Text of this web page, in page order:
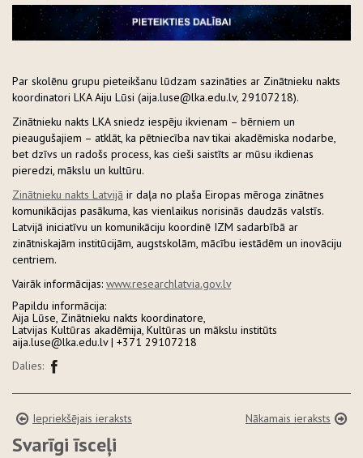
Par skolēnu grupu pieteikšanu lūdzam sazināties ar Zinātnieku nakts
koordinatori LKA Aiju Lūsi (aija.luse@lka.edu.lv, 29107218).
Zinātnieku nakts LKA sniedz iespēju ikvienam – bērniem un
pieaugušajiem – atklāt, ka pētniecība nav tikai akadēmiska nodarbe,
bet dzīvs un radošs process, kas cieši saistīts ar mūsu ikdienas
pieredzi, mākslu un kultūru.
Zinātnieku nakts Latvijā ir daļa no plaša Eiropas mēroga zinātnes
komunikācijas pasākuma, kas vienlaikus norisinās daudzās valstīs.
Latvijā iniciatīvu un komunikāciju koordinē IZM sadarbībā ar
zinātniskajām institūcijām, augstskolām, mācību iestādēm un inovāciju
centriem.
Vairāk informācijas: www.researchlatvia.gov.lv
Papildu informācija:
Aija Lūse, Zinātnieku nakts koordinatore,
Latvijas Kultūras akadēmija, Kultūras un mākslu institūts
aija.luse@lka.edu.lv | +371 29107218
Dalies:
Iepriekšējais ieraksts Nākamais ieraksts
Svarīgi īsceļi